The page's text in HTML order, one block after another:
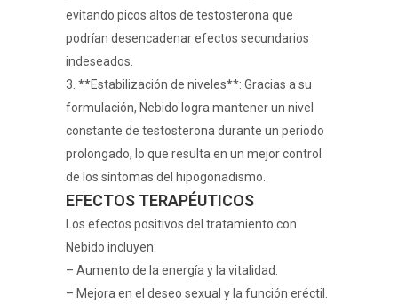
evitando picos altos de testosterona que
podrían desencadenar efectos secundarios
indeseados.
3. **Estabilización de niveles**: Gracias a su
formulación, Nebido logra mantener un nivel
constante de testosterona durante un periodo
prolongado, lo que resulta en un mejor control
de los síntomas del hipogonadismo.
EFECTOS TERAPÉUTICOS
Los efectos positivos del tratamiento con
Nebido incluyen:
– Aumento de la energía y la vitalidad.
– Mejora en el deseo sexual y la función eréctil.